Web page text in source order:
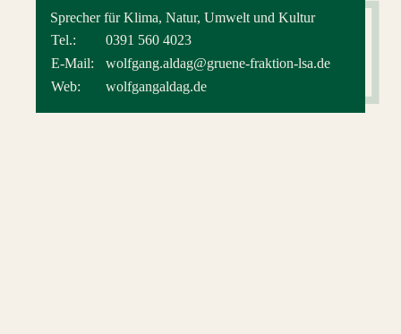
Sprecher für Klima, Natur, Umwelt und Kultur
Tel.:
0391 560 4023
E-Mail:
wolfgang.aldag@gruene-fraktion-lsa.de
Web:
wolfgangaldag.de